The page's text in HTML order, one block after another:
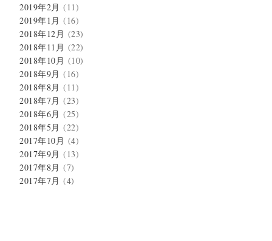
2019年2月 (11)
2019年1月 (16)
2018年12月 (23)
2018年11月 (22)
2018年10月 (10)
2018年9月 (16)
2018年8月 (11)
2018年7月 (23)
2018年6月 (25)
2018年5月 (22)
2017年10月 (4)
2017年9月 (13)
2017年8月 (7)
2017年7月 (4)